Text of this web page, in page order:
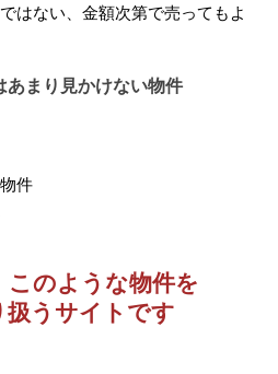
はない、金額次第で売ってもよ
まり見かけない物件
件
のような物件を
扱うサイトです